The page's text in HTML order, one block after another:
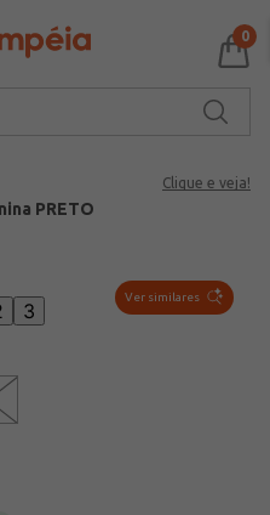
0
Clique e veja!
PRETO
Ver similares
3